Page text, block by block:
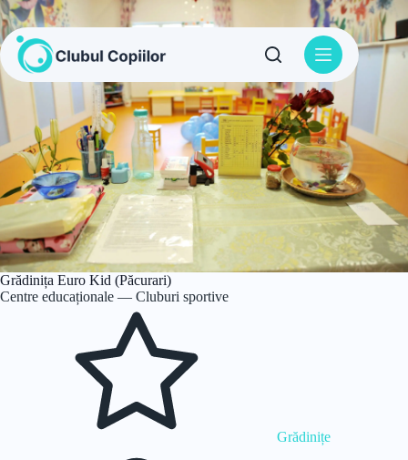
Sari
la
conținut
Grădinița Euro Kid (Păcurari)
Centre educaționale — Cluburi sportive
Grădinițe